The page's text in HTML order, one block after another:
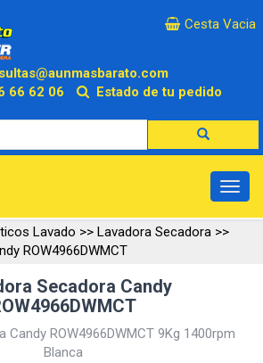
×
Cesta Vacia
66 62 06 Estado de tu pedido
Lavado >> Lavadora Secadora >>
ROW4966DWMCT
Secadora Candy
Candy ROW4966DWMCT 9Kg 1400rpm
Blanca